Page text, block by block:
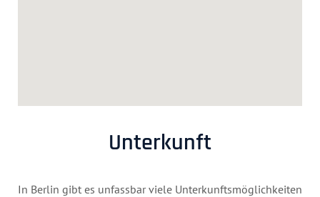
Unterkunft
In Berlin gibt es unfassbar viele Unterkunftsmöglichkeiten